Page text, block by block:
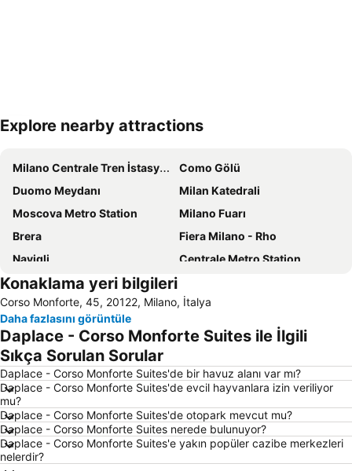
Haritayı genişlet
Explore nearby attractions
Milano Centrale Tren İstasyonu
Como Gölü
Duomo Meydanı
Milan Katedrali
Moscova Metro Station
Milano Fuarı
Brera
Fiera Milano - Rho
Navigli
Centrale Metro Station
Centro Storico Milano
Bergamo Città Alta
Porta Romana
Milano Linate Havaalanı
Museo del Duomo di Milano
Duomo Metro Station
Porta Garibaldi
Bergamo Tren İstasyonu
Ostello Villa Olmo Konukevi
Teatro Sociale Como
Porta Venezia Metro Station
Corso Buenos Aires
La Scala Meydanı
Cadorna – Triennale Metro Station
San Siro Stadio Metro Station
Centro storico
Konaklama yeri bilgileri
Corso Monforte, 45, 20122, Milano, İtalya
Daha fazlasını görüntüle
Daplace - Corso Monforte Suites ile İlgili
Sıkça Sorulan Sorular
Daplace - Corso Monforte Suites'de bir havuz alanı var mı?
Daplace - Corso Monforte Suites'de evcil hayvanlara izin veriliyor
mu?
Daplace - Corso Monforte Suites'de otopark mevcut mu?
Daplace - Corso Monforte Suites nerede bulunuyor?
Daplace - Corso Monforte Suites'e yakın popüler cazibe merkezleri
nelerdir?